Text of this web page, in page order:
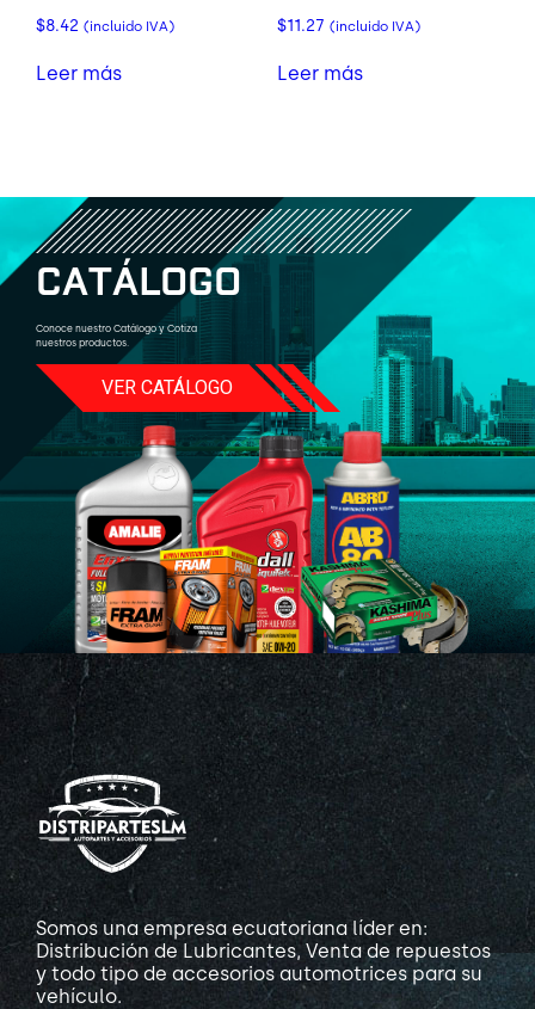
$8.42 (incluido IVA)
Leer más
$11.27 (incluido IVA)
Leer más
CATÁLOGO
Conoce nuestro Catálogo y Cotiza
nuestros productos.
VER CATÁLOGO
Somos una empresa ecuatoriana líder en:
Distribución de Lubricantes, Venta de repuestos
y todo tipo de accesorios automotrices para su
vehículo.